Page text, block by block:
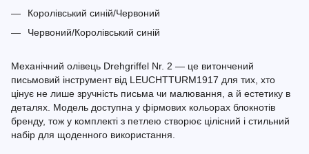
Королівський синій/Червоний
Червоний/Королівський синій
Механічний олівець Drehgriffel Nr. 2 — це витончений
письмовий інструмент від LEUCHTTURM1917 для тих, хто
цінує не лише зручність письма чи малювання, а й естетику в
деталях. Модель доступна у фірмових кольорах блокнотів
бренду, тож у комплекті з петлею створює цілісний і стильний
набір для щоденного використання.